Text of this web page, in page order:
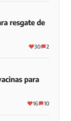
resgate de
30 2
para
16 10